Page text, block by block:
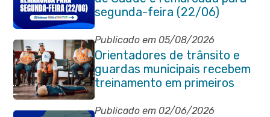
segunda-feira (22/06)
Publicado em 05/08/2026
Orientadores de trânsito e
guardas municipais recebem
treinamento em primeiros
socorros em Itaboraí
Publicado em 02/06/2026